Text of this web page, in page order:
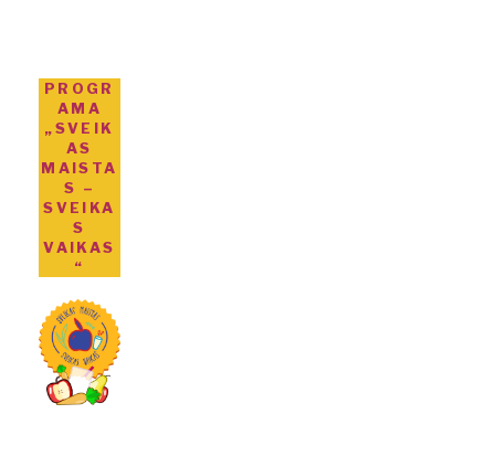
PROGR
AMA
„SVEIK
AS
MAISTA
S –
SVEIKA
S
VAIKAS
“